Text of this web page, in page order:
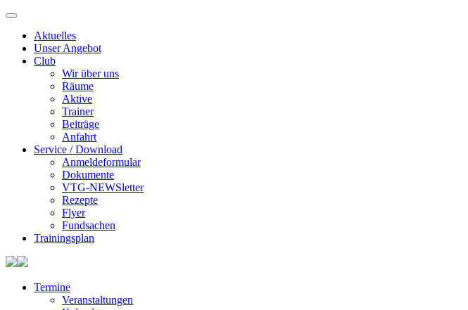
Aktuelles
Unser Angebot
Club
Wir über uns
Räume
Aktive
Trainer
Beiträge
Anfahrt
Service / Download
Anmeldeformular
Dokumente
VTG-NEWSletter
Rezepte
Flyer
Fundsachen
Trainingsplan
Termine
Veranstaltungen